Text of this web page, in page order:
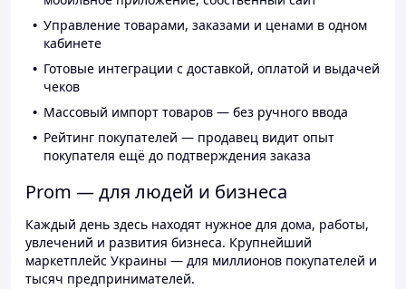
Управление товарами, заказами и ценами в одном
кабинете
Готовые интеграции с доставкой, оплатой и выдачей
чеков
Массовый импорт товаров — без ручного ввода
Рейтинг покупателей — продавец видит опыт
покупателя ещё до подтверждения заказа
Prom — для людей и бизнеса
Каждый день здесь находят нужное для дома, работы,
увлечений и развития бизнеса. Крупнейший
маркетплейс Украины — для миллионов покупателей и
тысяч предпринимателей.